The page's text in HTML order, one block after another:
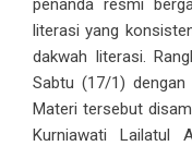
literasi yang
dakwah literasi.
Sabtu (17/1) dengan
Materi tersebut
Kurniawati Lailatul